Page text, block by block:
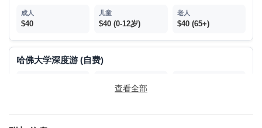
$40 $40 (0-12岁) $40 (65+)
哈佛大学深度游 (自费)
$25 (3-12岁)
康宁
查看全部